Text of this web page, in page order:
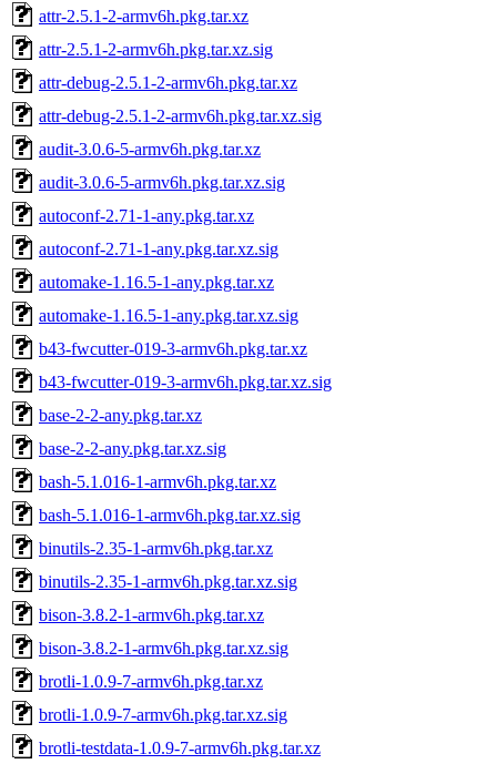
attr-2.5.1-2-armv6h.pkg.tar.xz
attr-2.5.1-2-armv6h.pkg.tar.xz.sig
attr-debug-2.5.1-2-armv6h.pkg.tar.xz
attr-debug-2.5.1-2-armv6h.pkg.tar.xz.sig
audit-3.0.6-5-armv6h.pkg.tar.xz
audit-3.0.6-5-armv6h.pkg.tar.xz.sig
autoconf-2.71-1-any.pkg.tar.xz
autoconf-2.71-1-any.pkg.tar.xz.sig
automake-1.16.5-1-any.pkg.tar.xz
automake-1.16.5-1-any.pkg.tar.xz.sig
b43-fwcutter-019-3-armv6h.pkg.tar.xz
b43-fwcutter-019-3-armv6h.pkg.tar.xz.sig
base-2-2-any.pkg.tar.xz
base-2-2-any.pkg.tar.xz.sig
bash-5.1.016-1-armv6h.pkg.tar.xz
bash-5.1.016-1-armv6h.pkg.tar.xz.sig
binutils-2.35-1-armv6h.pkg.tar.xz
binutils-2.35-1-armv6h.pkg.tar.xz.sig
bison-3.8.2-1-armv6h.pkg.tar.xz
bison-3.8.2-1-armv6h.pkg.tar.xz.sig
brotli-1.0.9-7-armv6h.pkg.tar.xz
brotli-1.0.9-7-armv6h.pkg.tar.xz.sig
brotli-testdata-1.0.9-7-armv6h.pkg.tar.xz